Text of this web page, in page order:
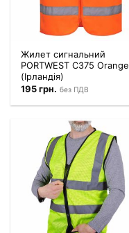
Жилет сигнальний
PORTWEST C375 Orange
(Ірландія)
195грн. без ПДВ